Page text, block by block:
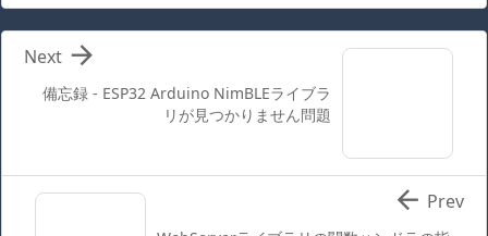
備忘録 - ESP32 Arduino NimBLEライブラ
リが見つかりません問題

Next
 Prev